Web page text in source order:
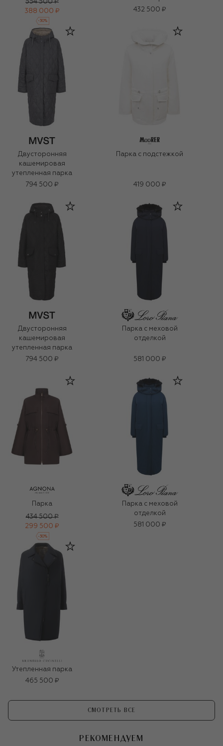
554 500 ₽
388 000 ₽
-30%
432 500 ₽
Двусторонняя
кашемировая
утепленная парка
794 500 ₽
Парка с подстежкой
419 000 ₽
Двусторонняя
кашемировая
утепленная парка
794 500 ₽
Парка с меховой
отделкой
581 000 ₽
Парка
434 500 ₽
299 500 ₽
-30%
Парка с меховой
отделкой
581 000 ₽
Утепленная парка
465 500 ₽
СМОТРЕТЬ ВСЕ
РЕКОМЕНДУЕМ